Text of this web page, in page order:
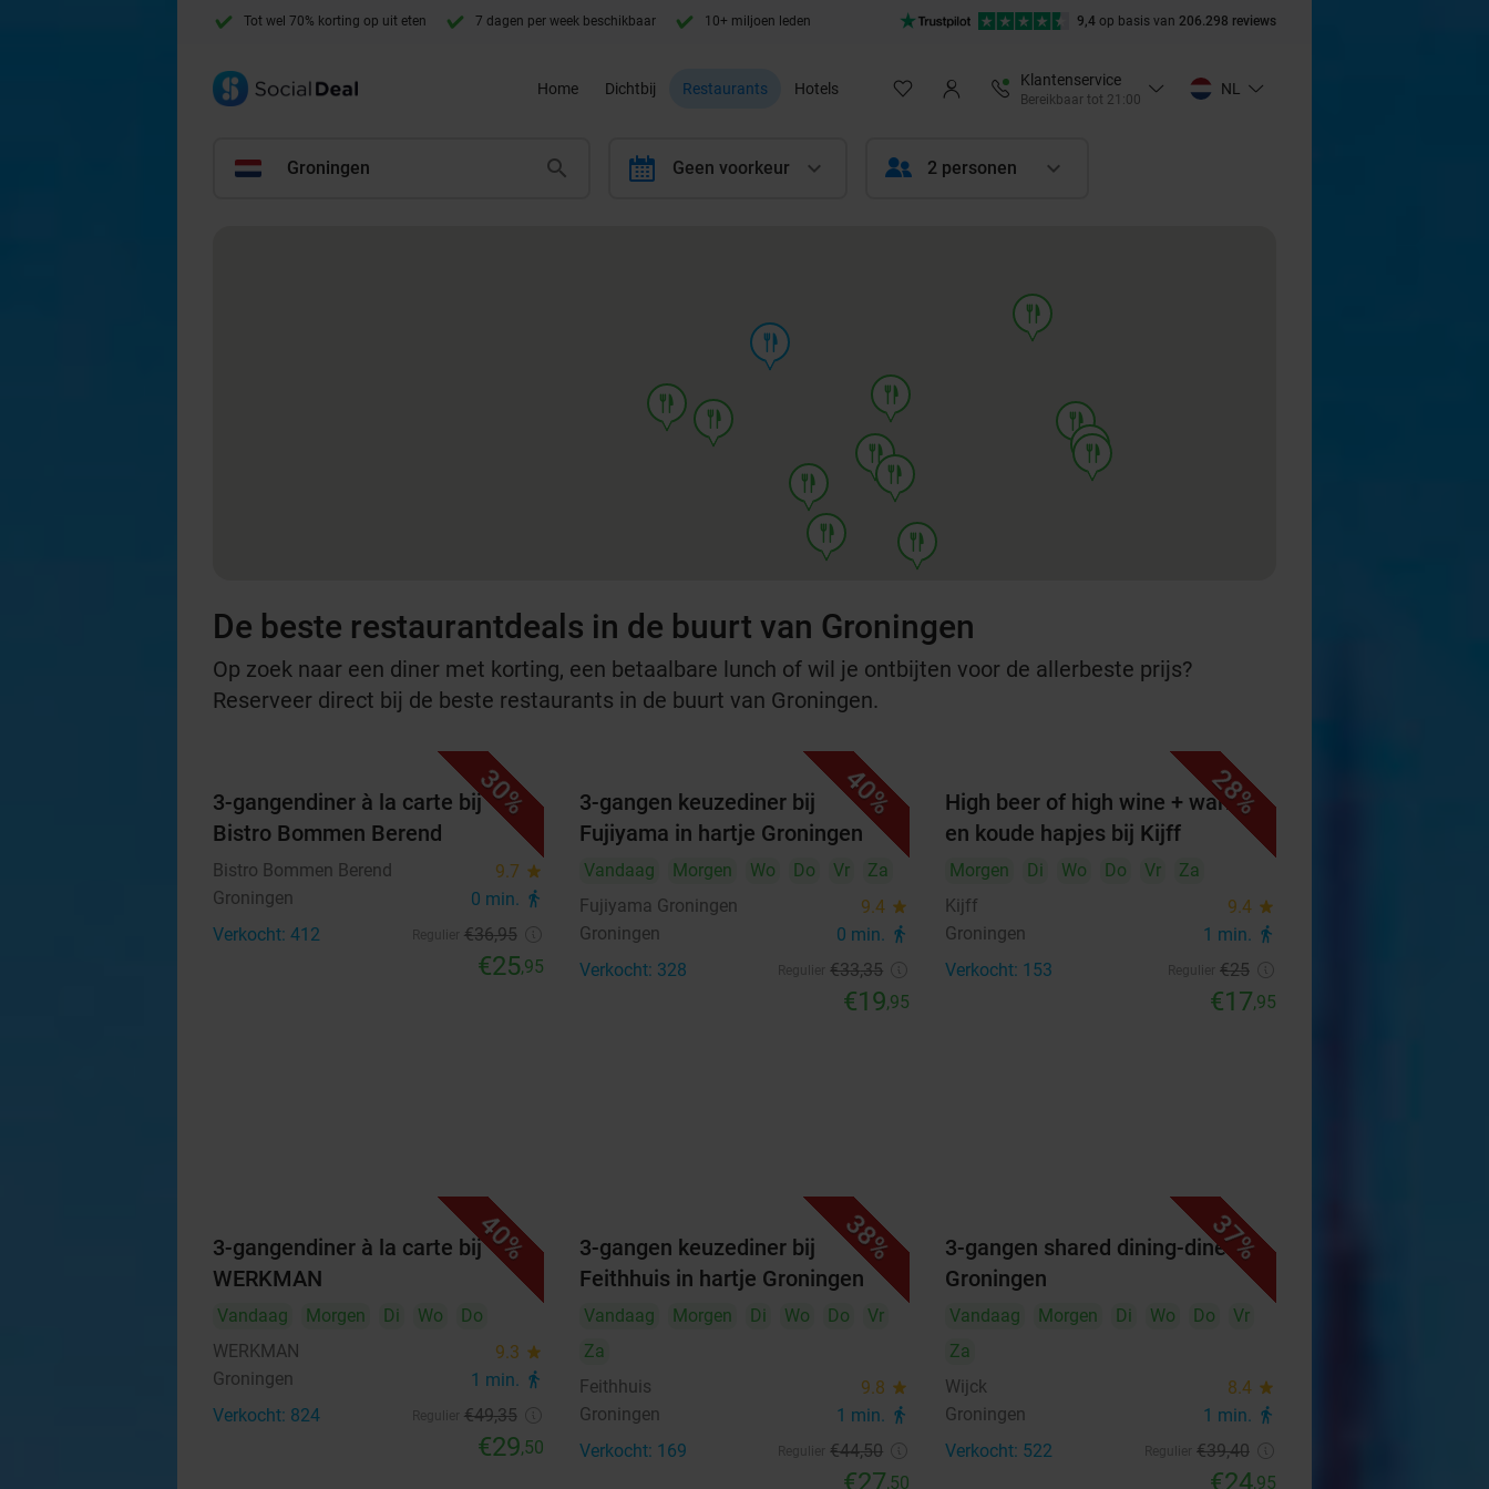
Tot wel 70% korting op uit eten 7 dagen per week beschikbaar 10+ miljoen leden 9,4 op basis van 206.298 reviews
Home Dichtbij Restaurants Hotels
Klantenservice
Bereikbaar tot 21:00
NL
Groningen calendar Geen voorkeur 2 personen
food
food
food
food
food
food
food
food
food
food
food
food
food
De beste restaurantdeals in de buurt van Groningen
Op zoek naar een diner met korting, een betaalbare lunch of wil je ontbijten voor de allerbeste prijs?
Reserveer direct bij de beste restaurants in de buurt van Groningen.
30%
3-gangendiner à la carte bij
Bistro Bommen Berend
Bistro Bommen Berend 9.7 star
Groningen 0 min. directions_walk
Verkocht: 412 €36,95
€25,95
40%
3-gangen keuzediner bij
Fujiyama in hartje Groningen
Vandaag Morgen Wo Do Vr
Za
Fujiyama Groningen
9.4 star
Groningen 0 min. directions_walk
Verkocht: 328 €33,35
€19,95
28%
High beer of high wine + warme
en koude hapjes bij Kijff
Morgen Di Wo Do Vr
Za
Kijff
9.4 star
Groningen 1 min. directions_walk
Verkocht: 153 €25
€17,95
40%
3-gangendiner à la carte bij
WERKMAN
Vandaag Morgen Di Wo
Do
WERKMAN
9.3 star
Groningen 1 min. directions_walk
Verkocht: 824 €49,35
€29,50
38%
3-gangen keuzediner bij
Feithhuis in hartje Groningen
Vandaag Morgen Di Wo Do
Vr
Za
Feithhuis
9.8 star
Groningen 1 min. directions_walk
Verkocht: 169 €44,50
€27,50
37%
3-gangen shared dining-diner in
Groningen
Vandaag Morgen Di Wo Do
Vr
Za
Wijck
8.4 star
Groningen 1 min. directions_walk
Verkocht: 522 €39,40
€24,95